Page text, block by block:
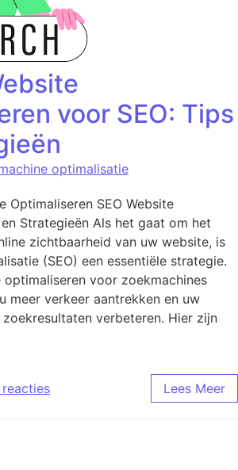
voor SEO: Tips
optimalisatie
Optimaliseren SEO Website
Strategieën Als het gaat om het
zichtbaarheid van uw website, is
(SEO) een essentiële strategie.
voor zoekmachines
meer verkeer aantrekken en uw
verbeteren. Hier zijn
Lees Meer